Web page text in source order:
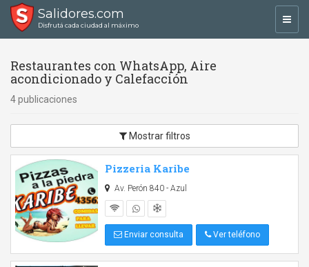
Salidores.com
Disfrutá cada ciudad al máximo
Restaurantes con WhatsApp, Aire
acondicionado y Calefacción
4 publicaciones
Mostrar filtros
Pizzeria Karibe
Av. Perón 840 - Azul
Enviar consulta Ver teléfono